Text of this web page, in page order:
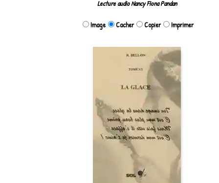
Lecture audio Nancy Fiona Pandan
Image Cacher Copier Imprimer